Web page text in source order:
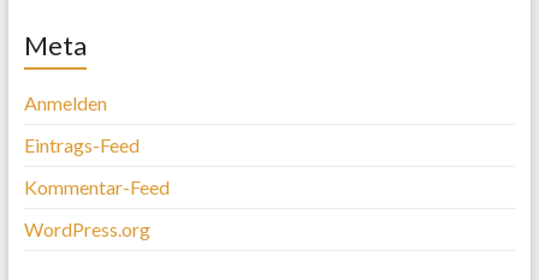
Meta
Anmelden
Eintrags-Feed
Kommentar-Feed
WordPress.org